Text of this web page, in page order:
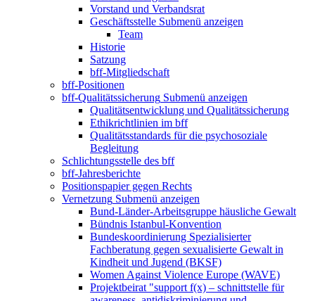
Vorstand und Verbandsrat
Geschäftsstelle Submenü anzeigen
Team
Historie
Satzung
bff-Mitgliedschaft
bff-Positionen
bff-Qualitätssicherung Submenü anzeigen
Qualitätsentwicklung und Qualitätssicherung
Ethikrichtlinien im bff
Qualitätsstandards für die psychosoziale
Begleitung
Schlichtungsstelle des bff
bff-Jahresberichte
Positionspapier gegen Rechts
Vernetzung Submenü anzeigen
Bund-Länder-Arbeitsgruppe häusliche Gewalt
Bündnis Istanbul-Konvention
Bundeskoordinierung Spezialisierter
Fachberatung gegen sexualisierte Gewalt in
Kindheit und Jugend (BKSF)
Women Against Violence Europe (WAVE)
Projektbeirat "support f(x) – schnittstelle für